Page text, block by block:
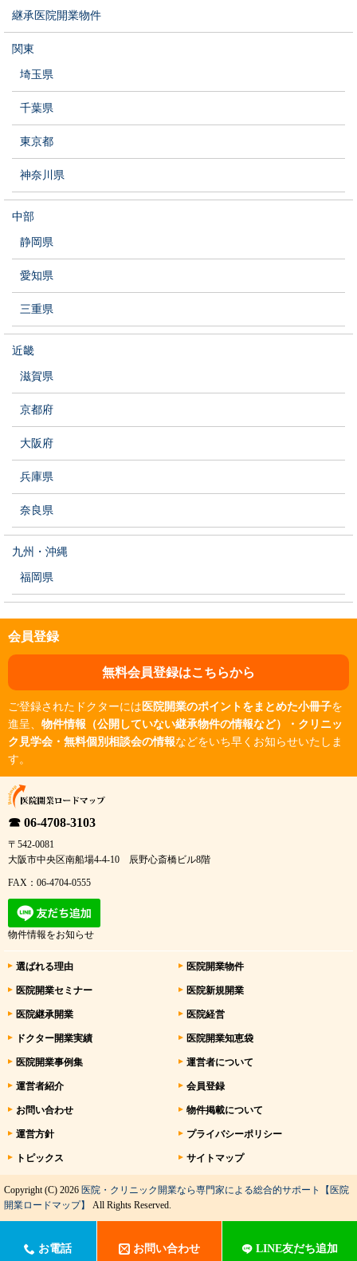
継承医院開業物件
関東
埼玉県
千葉県
東京都
神奈川県
中部
静岡県
愛知県
三重県
近畿
滋賀県
京都府
大阪府
兵庫県
奈良県
九州・沖縄
福岡県
会員登録
無料会員登録はこちらから
ご登録されたドクターには 医院開業のポイントをまとめた小冊子を
進呈、 物件情報（公開していない継承物件の情報など）・クリニッ
ク見学会・無料個別相談会の情報などをいち早くお知らせいたしま
す。
☎ 06-4708-3103
〒542-0081
大阪市中央区南船場4-4-10 辰野心斎橋ビル8階
FAX：06-4704-0555
物件情報をお知らせ
選ばれる理由 医院開業物件
医院開業セミナー 医院新規開業
医院継承開業 医院経営
ドクター開業実績 医院開業知恵袋
医院開業事例集 運営者について
運営者紹介 会員登録
お問い合わせ 物件掲載について
運営方針 プライバシーポリシー
トピックス サイトマップ
お電話 お問い合わせ LINE友だち追加
Copyright (C) 2026 医院・クリニック開業なら専門家による総合的サポート【医院
開業ロードマップ】
All Rights Reserved.